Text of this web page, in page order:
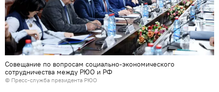
Совещание по вопросам социально-экономического
сотрудничества между РЮО и РФ
© Пресс-служба президента РЮО